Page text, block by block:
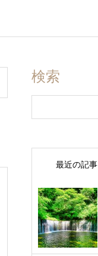
検索
最近の記事